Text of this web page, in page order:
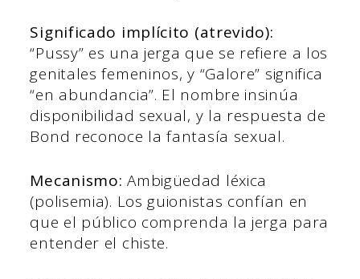
Significado implícito (atrevido):
“Pussy” es una jerga que se refiere a los
genitales femeninos, y “Galore” significa
“en abundancia”. El nombre insinúa
disponibilidad sexual, y la respuesta de
Bond reconoce la fantasía sexual.
Mecanismo: Ambigüedad léxica
(polisemia). Los guionistas confían en
que el público comprenda la jerga para
entender el chiste.